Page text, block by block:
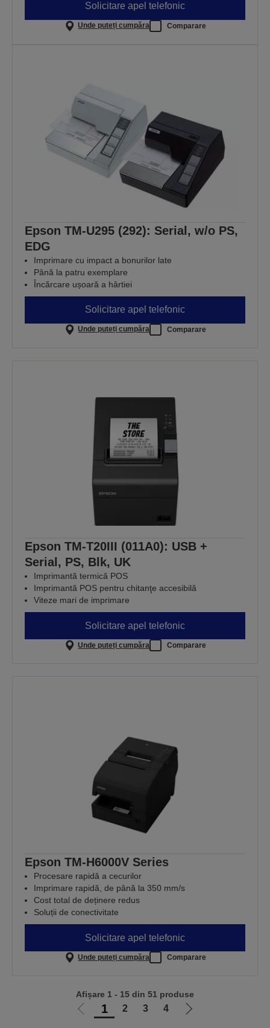
Solicitare apel telefonic
Unde puteți cumpăra Comparare
Epson TM-U295 (292): Serial, w/o PS,
EDG
Imprimare cu impact a bonurilor late
Până la patru exemplare
Încărcare ușoară a hârtiei
Solicitare apel telefonic
Unde puteți cumpăra Comparare
Epson TM-T20III (011A0): USB +
Serial, PS, Blk, UK
Imprimantă termică POS
Imprimantă POS pentru chitanţe accesibilă
Viteze mari de imprimare
Solicitare apel telefonic
Unde puteți cumpăra Comparare
Epson TM-H6000V Series
Procesare rapidă a cecurilor
Imprimare rapidă, de până la 350 mm/s
Cost total de deținere redus
Soluții de conectivitate
Solicitare apel telefonic
Unde puteți cumpăra Comparare
Mergi
1 2 3 4
Mergi
Afișare 1 - 15 din 51 produse